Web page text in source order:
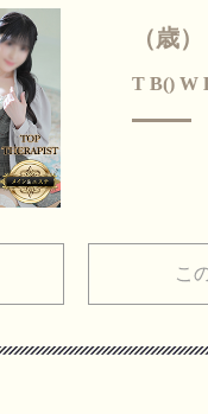
（歳）
T B() W
こ